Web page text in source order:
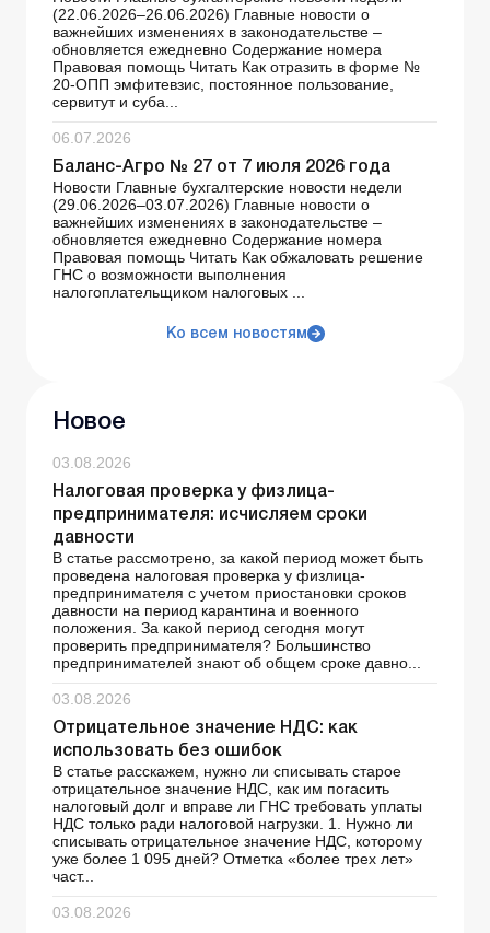
(22.06.2026–26.06.2026) Главные новости о
важнейших изменениях в законодательстве –
обновляется ежедневно Содержание номера
Правовая помощь Читать Как отразить в форме №
20-ОПП эмфитевзис, постоянное пользование,
сервитут и суба...
06.07.2026
Баланс-Агро № 27 от 7 июля 2026 года
Новости Главные бухгалтерские новости недели
(29.06.2026–03.07.2026) Главные новости о
важнейших изменениях в законодательстве –
обновляется ежедневно Содержание номера
Правовая помощь Читать Как обжаловать решение
ГНС о возможности выполнения
налогоплательщиком налоговых ...
Ко всем новостям
Новое
03.08.2026
Налоговая проверка у физлица-
предпринимателя: исчисляем сроки
давности
В статье рассмотрено, за какой период может быть
проведена налоговая проверка у физлица-
предпринимателя с учетом приостановки сроков
давности на период карантина и военного
положения. За какой период сегодня могут
проверить предпринимателя? Большинство
предпринимателей знают об общем сроке давно...
03.08.2026
Отрицательное значение НДС: как
использовать без ошибок
В статье расскажем, нужно ли списывать старое
отрицательное значение НДС, как им погасить
налоговый долг и вправе ли ГНС требовать уплаты
НДС только ради налоговой нагрузки. 1. Нужно ли
списывать отрицательное значение НДС, которому
уже более 1 095 дней? Отметка «более трех лет»
част...
03.08.2026